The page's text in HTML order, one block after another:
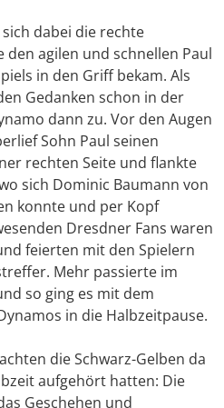
dabei die rechte
den agilen und schnellen Paul
in den Griff bekam. Als
Gedanken schon in der
dann zu. Vor den Augen
Sohn Paul seinen
rechten Seite und flankte
sich Dominic Baumann von
konnte und per Kopf
Dresdner Fans waren
feierten mit den Spielern
Mehr passierte im
so ging es mit dem
in die Halbzeitpause.
die Schwarz-Gelben da
aufgehört hatten: Die
Geschehen und